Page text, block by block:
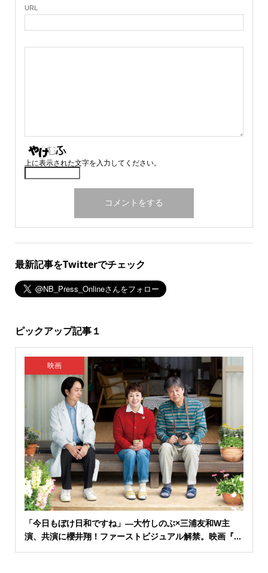
URL
上に表示された文字を入力してください。
最新記事をTwitterでチェック
ピックアップ記事１
映画
「今日もぼけ日和ですね」―大竹しのぶ×三浦友和W主
演、共演に櫻井翔！ファーストビジュアル解禁。映画『...